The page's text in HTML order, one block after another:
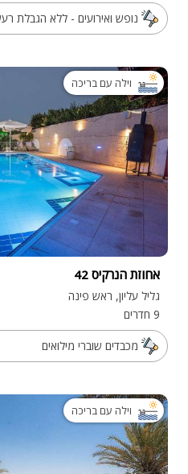
נופש ואירועים - ללא הגבלת
וילה עם בריכה
אחוזת הנרקיס 42
גליל עליון, ראש פינה
9 חדרים
מכבדים שוברי מילואים
וילה עם בריכה